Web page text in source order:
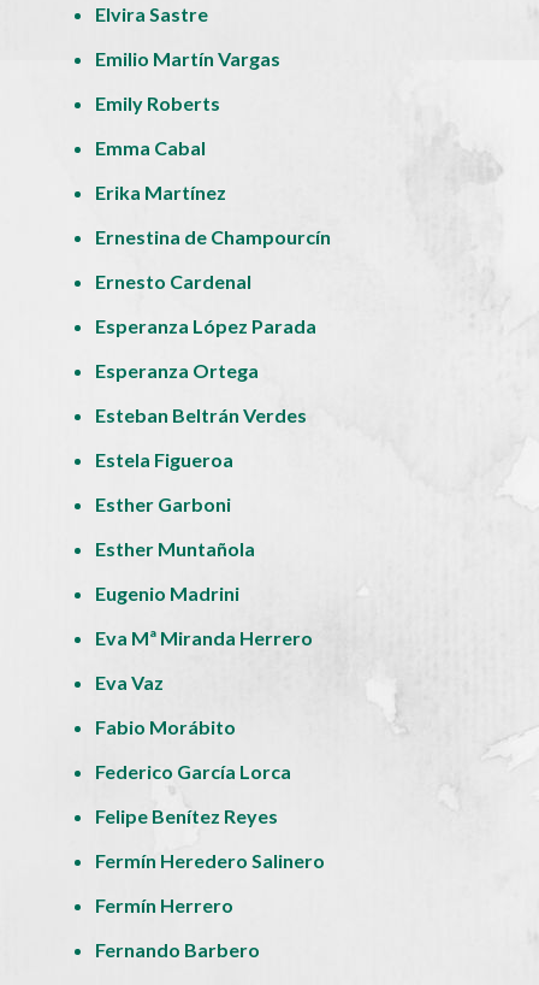
Elvira Sastre
Emilio Martín Vargas
Emily Roberts
Emma Cabal
Erika Martínez
Ernestina de Champourcín
Ernesto Cardenal
Esperanza López Parada
Esperanza Ortega
Esteban Beltrán Verdes
Estela Figueroa
Esther Garboni
Esther Muntañola
Eugenio Madrini
Eva Mª Miranda Herrero
Eva Vaz
Fabio Morábito
Federico García Lorca
Felipe Benítez Reyes
Fermín Heredero Salinero
Fermín Herrero
Fernando Barbero